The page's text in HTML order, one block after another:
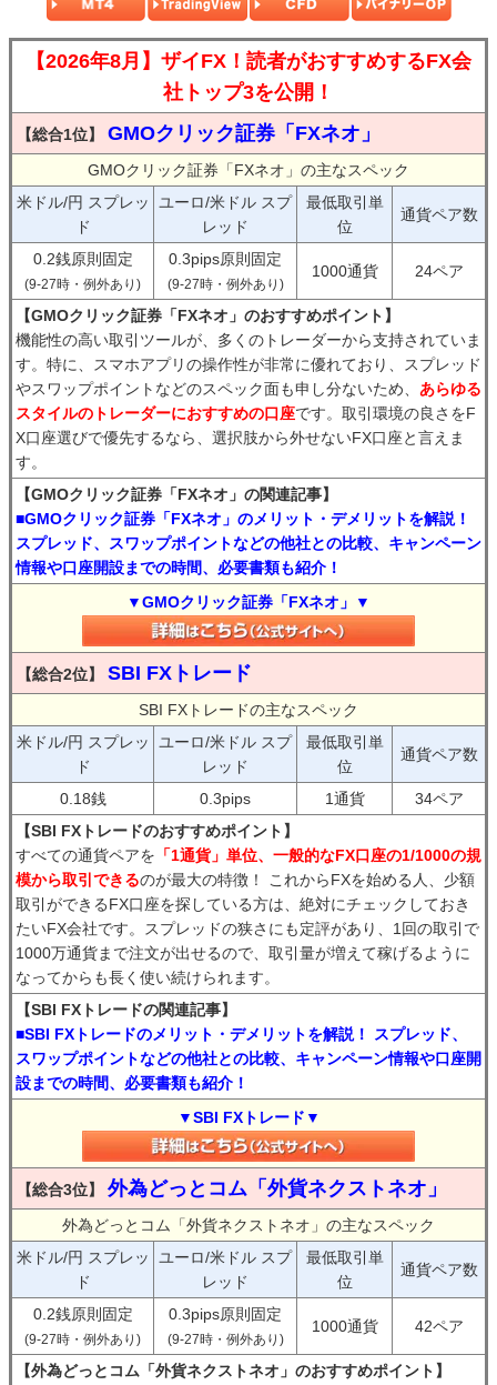
【2026年8月】ザイFX！読者がおすすめするFX会
社トップ3を公開！
【総合1位】 GMOクリック証券「FXネオ」
GMOクリック証券「FXネオ」の主なスペック
米ドル/円 スプレッ
ド
ユーロ/米ドル スプ
レッド
最低取引単
位
通貨ペア数
0.2銭原則固定
(9-27時・例外あり)
0.3pips原則固定
(9-27時・例外あり)
1000通貨 24ペア
【GMOクリック証券「FXネオ」のおすすめポイント】
機能性の高い取引ツールが、多くのトレーダーから支持されていま
す。特に、スマホアプリの操作性が非常に優れており、スプレッド
やスワップポイントなどのスペック面も申し分ないため、 あらゆる
スタイルのトレーダーにおすすめの口座です。取引環境の良さをF
X口座選びで優先するなら、選択肢から外せないFX口座と言えま
す。
【GMOクリック証券「FXネオ」の関連記事】
■GMOクリック証券「FXネオ」のメリット・デメリットを解説！
スプレッド、スワップポイントなどの他社との比較、キャンペーン
情報や口座開設までの時間、必要書類も紹介！
▼GMOクリック証券「FXネオ」▼
【総合2位】 SBI FXトレード
SBI FXトレードの主なスペック
米ドル/円 スプレッ
ド
ユーロ/米ドル スプ
レッド
最低取引単
位
通貨ペア数
0.18銭 0.3pips 1通貨
34ペア
【SBI FXトレードのおすすめポイント】
すべての通貨ペアを 「1通貨」単位、一般的なFX口座の1/1000の規
模から取引できるのが最大の特徴！ これからFXを始める人、少額
取引ができるFX口座を探している方は、絶対にチェックしておき
たいFX会社です。スプレッドの狭さにも定評があり、1回の取引で
1000万通貨まで注文が出せるので、取引量が増えて稼げるように
なってからも長く使い続けられます。
【SBI FXトレードの関連記事】
■SBI FXトレードのメリット・デメリットを解説！ スプレッド、
スワップポイントなどの他社との比較、キャンペーン情報や口座開
設までの時間、必要書類も紹介！
▼SBI FXトレード▼
【総合3位】 外為どっとコム「外貨ネクストネオ」
外為どっとコム「外貨ネクストネオ」の主なスペック
米ドル/円 スプレッ
ド
ユーロ/米ドル スプ
レッド
最低取引単
位
通貨ペア数
0.2銭原則固定
(9-27時・例外あり)
0.3pips原則固定
(9-27時・例外あり)
1000通貨 42ペア
【外為どっとコム「外貨ネクストネオ」のおすすめポイント】